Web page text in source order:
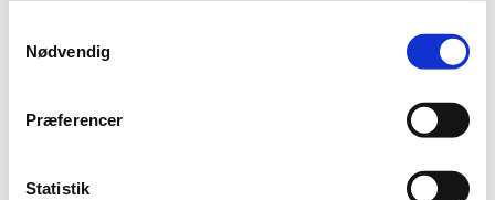
Nødvendig
Præferencer
Statistik